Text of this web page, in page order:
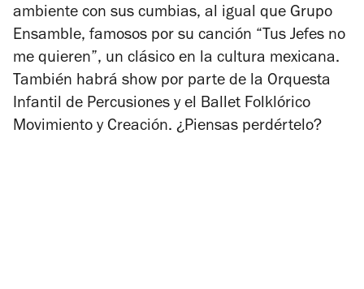
ambiente con sus cumbias, al igual que Grupo
Ensamble, famosos por su canción “Tus Jefes no
me quieren”, un clásico en la cultura mexicana.
También habrá show por parte de la Orquesta
Infantil de Percusiones y el Ballet Folklórico
Movimiento y Creación. ¿Piensas perdértelo?